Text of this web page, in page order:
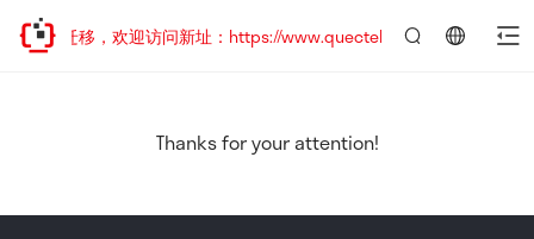
地址已迁移，欢迎访问新址：https://www.quectel.com.cn
Thanks for your attention!